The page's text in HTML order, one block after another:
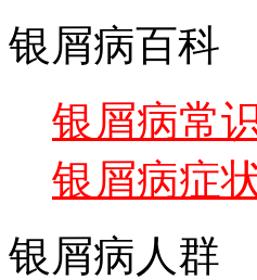
银屑病百科
银屑病常
银屑病症
银屑病人群